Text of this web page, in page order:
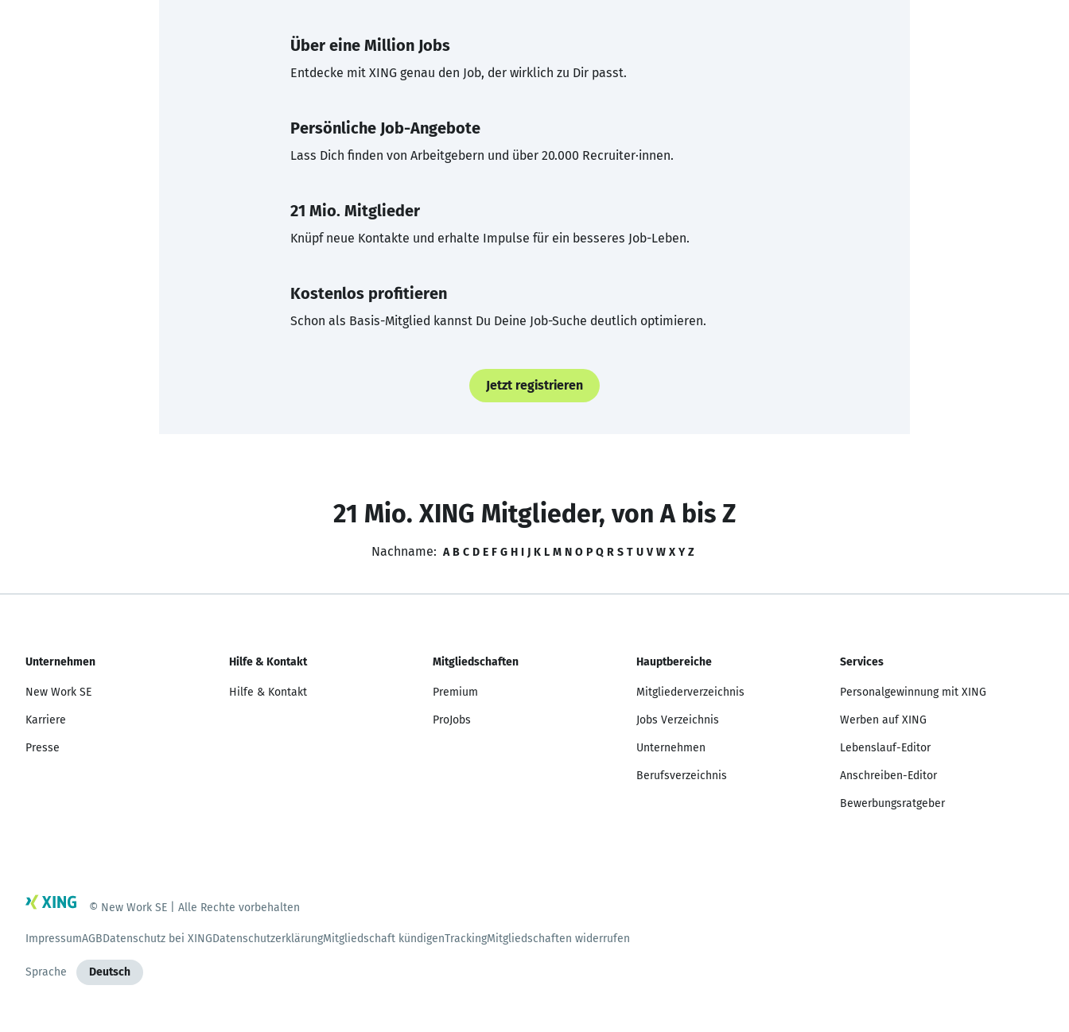
Über eine Million Jobs
Entdecke mit XING genau den Job, der wirklich zu Dir passt.
Persönliche Job-Angebote
Lass Dich finden von Arbeitgebern und über 20.000 Recruiter·innen.
21 Mio. Mitglieder
Knüpf neue Kontakte und erhalte Impulse für ein besseres Job-Leben.
Kostenlos profitieren
Schon als Basis-Mitglied kannst Du Deine Job-Suche deutlich optimieren.
Jetzt registrieren
21 Mio. XING Mitglieder, von A bis Z
Nachname: A B C D E F G H I J K L M N O P Q R S T U V W X Y Z
Unternehmen
New Work SE
Karriere
Presse
Hilfe & Kontakt
Hilfe & Kontakt
Mitgliedschaften
Premium
ProJobs
Hauptbereiche
Mitgliederverzeichnis
Jobs Verzeichnis
Unternehmen
Berufsverzeichnis
Services
Personalgewinnung mit XING
Werben auf XING
Lebenslauf-Editor
Anschreiben-Editor
Bewerbungsratgeber
© New Work SE | Alle Rechte vorbehalten
ImpressumAGBDatenschutz bei XINGDatenschutzerklärungMitgliedschaft kündigenTrackingMitgliedschaften widerrufen
Sprache Deutsch